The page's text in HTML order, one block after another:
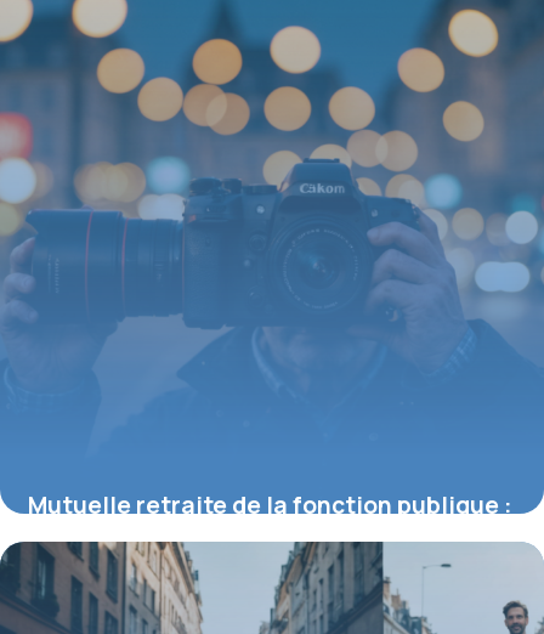
Mutuelle retraite de la fonction publique :
tout ce qu’il faut savoir
17 août 2026